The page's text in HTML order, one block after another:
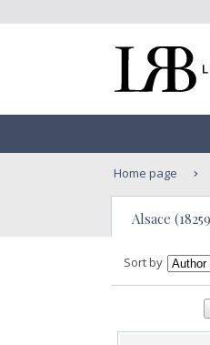
Home page
Alsace
Sort by